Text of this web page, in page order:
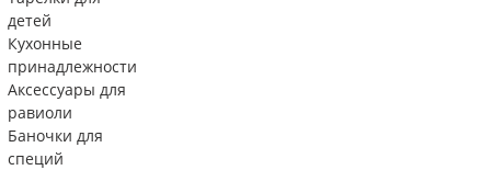
детей
Кухонные
принадлежности
Аксессуары для
равиоли
Баночки для
специй